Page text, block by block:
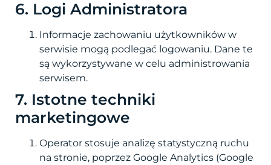
6. Logi Administratora
Informacje zachowaniu użytkowników w
serwisie mogą podlegać logowaniu. Dane te
są wykorzystywane w celu administrowania
serwisem.
7. Istotne techniki
marketingowe
Operator stosuje analizę statystyczną ruchu
na stronie, poprzez Google Analytics (Google